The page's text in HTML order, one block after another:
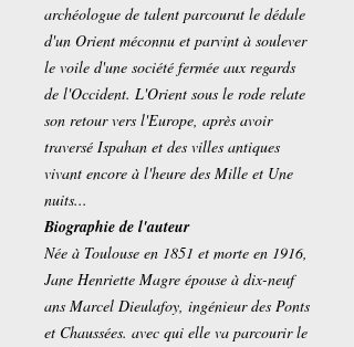
archéologue de talent parcourut le dédale
d'un Orient méconnu et parvint à soulever
le voile d'une société fermée aux regards
de l'Occident. L'Orient sous le rode relate
son retour vers l'Europe, après avoir
traversé Ispahan et des villes antiques
vivant encore à l'heure des Mille et Une
nuits...
Biographie de l'auteur
Née à Toulouse en 1851 et morte en 1916,
Jane Henriette Magre épouse à dix-neuf
ans Marcel Dieulafoy, ingénieur des Ponts
et Chaussées. avec qui elle va parcourir le